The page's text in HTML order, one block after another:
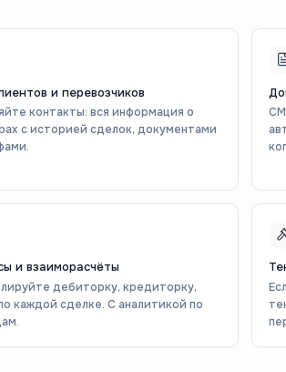
и перевозчиков
контакты: вся информация о
с историей сделок, документами
и взаиморасчёты
дебиторку, кредиторку,
каждой сделке. С аналитикой по